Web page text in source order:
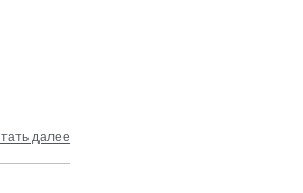
далее